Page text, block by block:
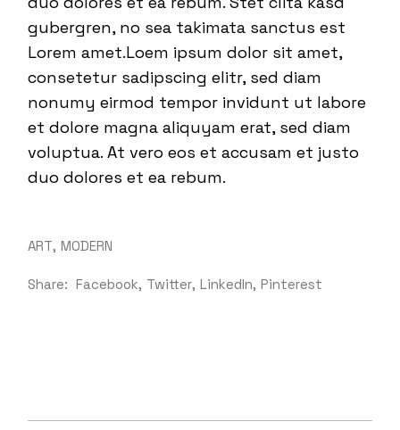
gubergren, no sea takimata sanctus est
Lorem amet.Loem ipsum dolor sit amet,
consetetur sadipscing elitr, sed diam
nonumy eirmod tempor invidunt ut labore
et dolore magna aliquyam erat, sed diam
voluptua. At vero eos et accusam et justo
duo dolores et ea rebum.
ART MODERN
Share: Facebook Twitter LinkedIn Pinterest